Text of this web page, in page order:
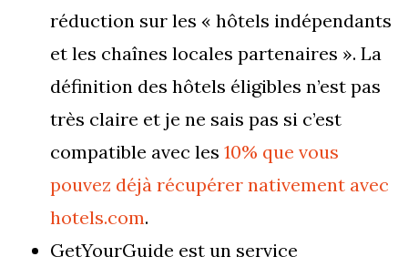
réduction sur les « hôtels indépendants
et les chaînes locales partenaires ». La
définition des hôtels éligibles n’est pas
très claire et je ne sais pas si c’est
compatible avec les 10% que vous
pouvez déjà récupérer nativement avec
hotels.com.
GetYourGuide est un service